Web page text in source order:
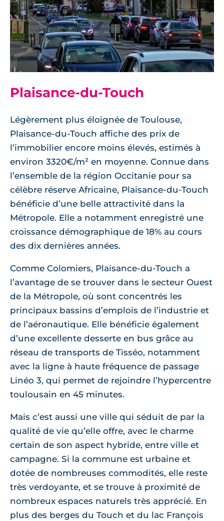
Plaisance-du-Touch
Légèrement plus éloignée de Toulouse,
Plaisance-du-Touch affiche des prix de
l’immobilier encore moins élevés, estimés à
environ 3320€/m² en moyenne. Connue dans
l’ensemble de la région Occitanie pour sa
célèbre réserve Africaine, Plaisance-du-Touch
bénéficie d’une belle attractivité dans la
Métropole. Elle a notamment enregistré une
croissance démographique de 18% au cours
des dix dernières années.
Comme Colomiers, Plaisance-du-Touch a
l’avantage de se trouver dans le secteur Ouest
de la Métropole, où sont concentrés les
principaux bassins d’emplois de l’industrie et
de l’aéronautique. Elle bénéficie également
d’une excellente desserte en bus grâce au
réseau de transports de Tisséo, notamment
avec la ligne à haute fréquence de passage
Linéo 3, qui permet de rejoindre l’hypercentre
toulousain en 45 minutes.
Mais c’est aussi une ville qui séduit de par la
qualité de vie qu’elle offre, avec le charme
certain de son aspect hybride, entre ville et
campagne. Si la commune est urbaine et
dotée de nombreuses commodités, elle reste
très verdoyante, et se trouve à proximité de
nombreux espaces naturels très apprécié. En
plus des berges du Touch et du lac François